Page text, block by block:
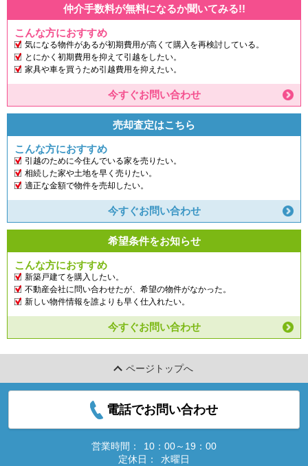
仲介手数料が無料になるか聞いてみる!!
こんな方におすすめ
気になる物件があるが初期費用が高くて購入を再検討している。
とにかく初期費用を抑えて引越をしたい。
家具や車を買うため引越費用を抑えたい。
今すぐお問い合わせ
売却査定はこちら
こんな方におすすめ
引越のために今住んでいる家を売りたい。
相続した家や土地を早く売りたい。
適正な金額で物件を売却したい。
今すぐお問い合わせ
希望条件をお知らせ
こんな方におすすめ
新築戸建てを購入したい。
不動産会社に問い合わせたが、希望の物件がなかった。
新しい物件情報を誰よりも早く仕入れたい。
今すぐお問い合わせ
ページトップへ
電話でお問い合わせ
営業時間：
10：00～19：00
定休日：
水曜日